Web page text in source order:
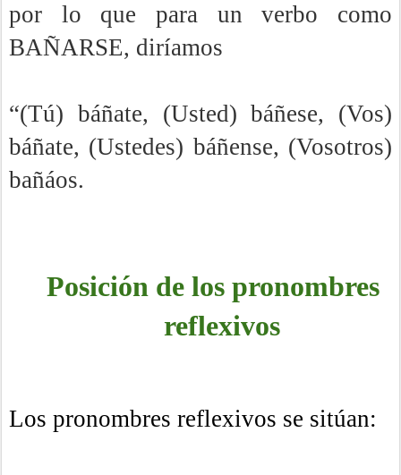
por lo que para un verbo como
BAÑARSE, diríamos
“(Tú) báñate, (Usted) báñese, (Vos)
báñate, (Ustedes) báñense, (Vosotros)
bañáos.
Posición de los pronombres
reflexivos
Los pronombres reflexivos se sitúan: